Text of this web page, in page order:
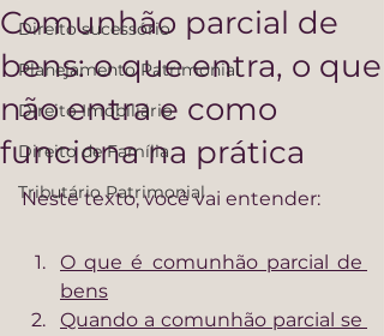
Direito sucessório
Planejamento Patrimonial
Direito Imobiliário
Direito de Família
Tributário Patrimonial
Comunhão parcial de
bens: o que entra, o que
não entra e como
funciona na prática
Neste texto, você vai entender:
O que é comunhão parcial de
bens
Quando a comunhão parcial se